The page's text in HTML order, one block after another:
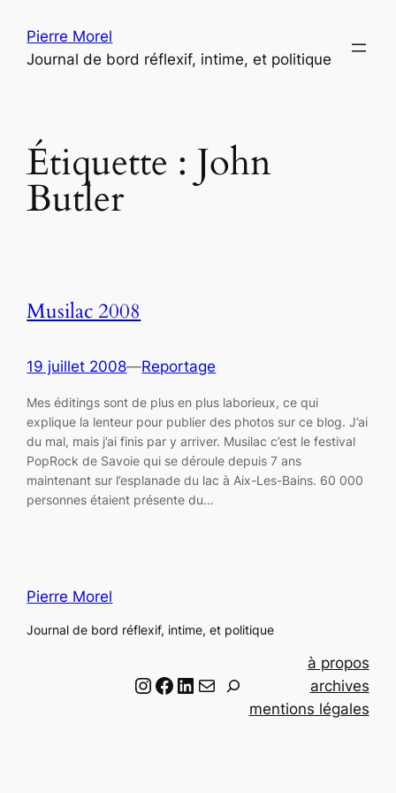
contenu
Pierre Morel
Journal de bord réflexif, intime, et politique
Étiquette : John
Butler
Musilac 2008
19 juillet 2008—Reportage
Mes éditings sont de plus en plus laborieux, ce qui
explique la lenteur pour publier des photos sur ce blog. J’ai
du mal, mais j’ai finis par y arriver. Musilac c’est le festival
PopRock de Savoie qui se déroule depuis 7 ans
maintenant sur l’esplanade du lac à Aix-Les-Bains. 60 000
personnes étaient présente du…
Pierre Morel
Journal de bord réflexif, intime, et politique
Instagram Facebook LinkedIn Email
à propos
archives
mentions légales